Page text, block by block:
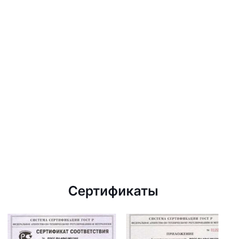
Сертификаты